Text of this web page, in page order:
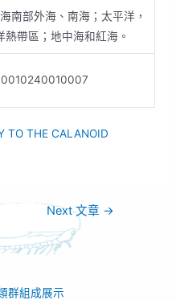
南部外海、南海；太平洋，
熱帶區；地中海和紅海。
TO THE CALANOID
Next 文章 →
群組成展示